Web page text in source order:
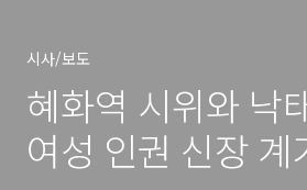
시사/보도
혜화역 시위와 낙
여성 인권 신장 계